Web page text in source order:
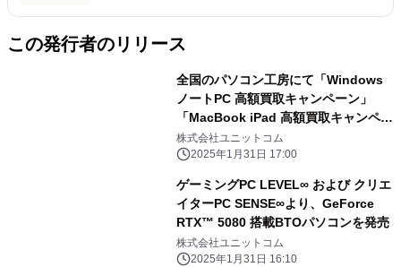
この発行者のリリース
全国のパソコン工房にて「Windows
ノートPC 高額買取キャンペーン」
「MacBook iPad 高額買取キャンペー
ン」を 2月1日から2月28日まで期間限
定で同時開催！ 対象商品の買取が最終
の日」開催日なら更に10％増額！
株式会社ユニットコム
2025年1月31日 17:00
ゲーミングPC LEVEL∞ および クリエ
イターPC SENSE∞より、GeForce
RTX™ 5080 搭載BTOパソコンを発売
株式会社ユニットコム
2025年1月31日 16:10